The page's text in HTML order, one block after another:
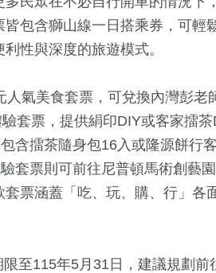
包含獅山線一日搭乘券，可輕
性與深度的旅遊模式。
氣美食套票，可兌換內灣彭老
套票，提供絹印DIY或客家擂
含擂茶隨身包16入或隆源餅行
套票則可前往尼普頓馬術創藝
票涵蓋「吃、玩、購、行」各
至115年5月31日，建議規劃前